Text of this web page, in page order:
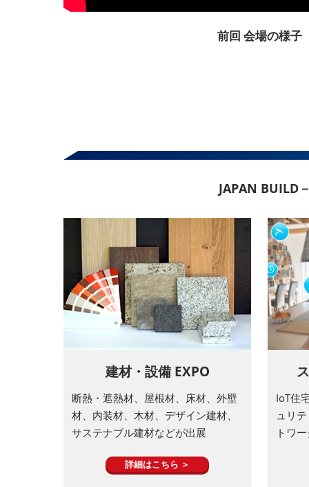
前回 会場の様子
JAPAN BUILD
建材・設備 EXPO
断熱・遮熱材、屋根材、床材、外壁
材、内装材、木材、デザイン建材、
サステナブル建材などが出展
詳細はこちら ＞
IoT住
ュリ
トワ